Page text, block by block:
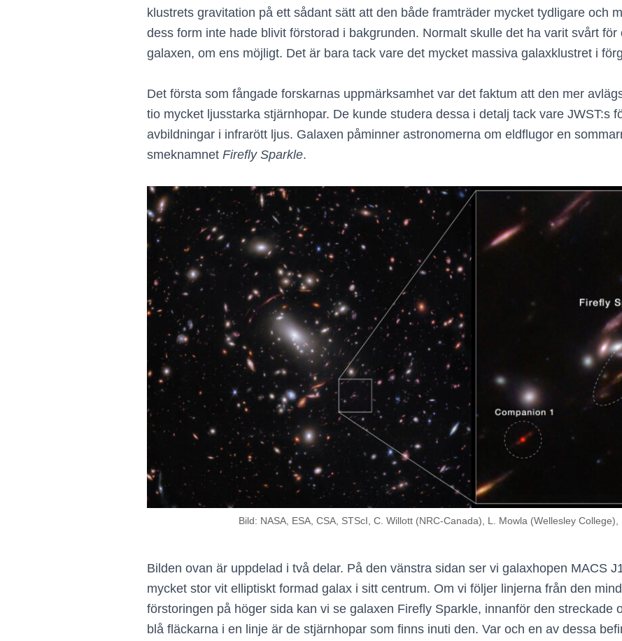
klustrets gravitation på ett sådant sätt att den både framträder mycket tydligare och
dess form inte hade blivit förstorad i bakgrunden. Normalt skulle det ha varit svårt
galaxen, om ens möjligt. Det är bara tack vare det mycket massiva galaxklustret i
Det första som fångade forskarnas uppmärksamhet var det faktum att den mer
tio mycket ljusstarka stjärnhopar. De kunde studera dessa i detalj tack vare JWST:s
avbildningar i infrarött ljus. Galaxen påminner astronomerna om eldflugor en
smeknamnet Firefly Sparkle.
Bild: NASA, ESA, CSA, STScI, C. Willott (NRC-Canada), L. Mowla (Wellesley
Bilden ovan är uppdelad i två delar. På den vänstra sidan ser vi galaxhopen MACS
mycket stor vit elliptiskt formad galax i sitt centrum. Om vi följer linjerna från den
förstoringen på höger sida kan vi se galaxen Firefly Sparkle, innanför den streckade
blå fläckarna i en linje är de stjärnhopar som finns inuti den. Var och en av dessa